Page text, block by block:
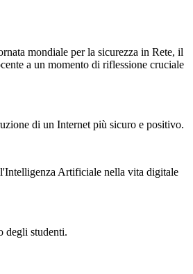
mondiale per la sicurezza in Rete, il
a un momento di riflessione cruciale
di un Internet più sicuro e positivo.
Artificiale nella vita digitale
degli studenti.